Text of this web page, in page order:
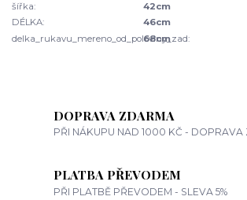
šířka:
42cm
DÉLKA:
46cm
delka_rukavu_mereno_od_poloviny_zad:
68cm
DOPRAVA ZDARMA
PŘI NÁKUPU NAD 1000 KČ - DOPRAVA
PLATBA PŘEVODEM
PŘI PLATBĚ PŘEVODEM - SLEVA 5%